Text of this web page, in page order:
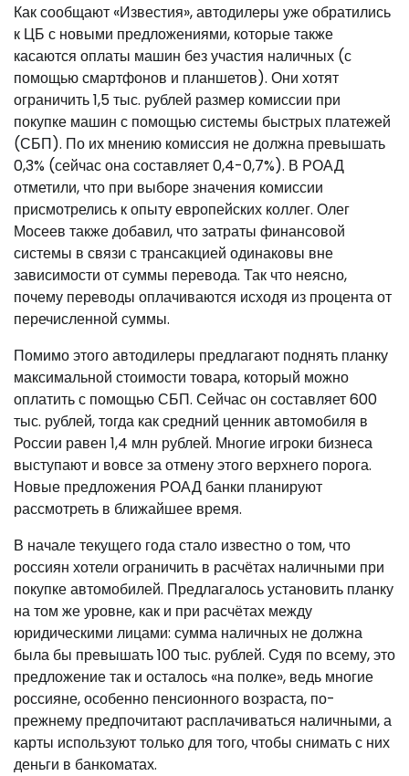
Как сообщают «Известия», автодилеры уже обратились
к ЦБ с новыми предложениями, которые также
касаются оплаты машин без участия наличных (с
помощью смартфонов и планшетов). Они хотят
ограничить 1,5 тыс. рублей размер комиссии при
покупке машин с помощью системы быстрых платежей
(СБП). По их мнению комиссия не должна превышать
0,3% (сейчас она составляет 0,4-0,7%). В РОАД
отметили, что при выборе значения комиссии
присмотрелись к опыту европейских коллег. Олег
Мосеев также добавил, что затраты финансовой
системы в связи с трансакцией одинаковы вне
зависимости от суммы перевода. Так что неясно,
почему переводы оплачиваются исходя из процента от
перечисленной суммы.
Помимо этого автодилеры предлагают поднять планку
максимальной стоимости товара, который можно
оплатить с помощью СБП. Сейчас он составляет 600
тыс. рублей, тогда как средний ценник автомобиля в
России равен 1,4 млн рублей. Многие игроки бизнеса
выступают и вовсе за отмену этого верхнего порога.
Новые предложения РОАД банки планируют
рассмотреть в ближайшее время.
В начале текущего года стало известно о том, что
россиян хотели ограничить в расчётах наличными при
покупке автомобилей. Предлагалось установить планку
на том же уровне, как и при расчётах между
юридическими лицами: сумма наличных не должна
была бы превышать 100 тыс. рублей. Судя по всему, это
предложение так и осталось «на полке», ведь многие
россияне, особенно пенсионного возраста, по-
прежнему предпочитают расплачиваться наличными, а
карты используют только для того, чтобы снимать с них
деньги в банкоматах.